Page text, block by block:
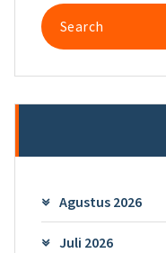
Search
for:
Agustus 2026
Juli 2026